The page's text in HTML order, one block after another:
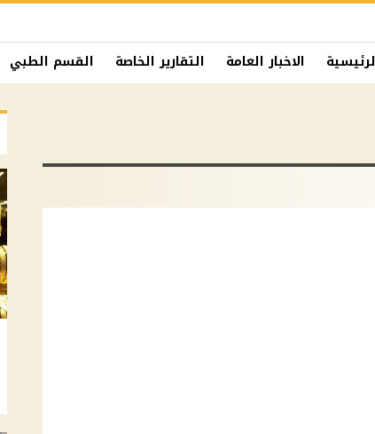
الاخبار العامة التقارير الخاصة القسم الطبي